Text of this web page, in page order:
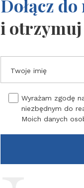
Dołącz
i otrzymuj
Twoje imię
Wyrażam zgodę
niezbędnym do
Moich danych